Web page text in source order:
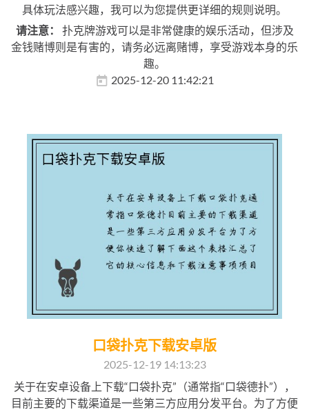
具体玩法感兴趣，我可以为您提供更详细的规则说明。
请注意：
扑克牌游戏可以是非常健康的娱乐活动，但涉及
金钱赌博则是有害的，请务必远离赌博，享受游戏本身的乐
趣。
2025-12-20 11:42:21
口袋扑克下载安卓版
2025-12-19 14:13:23
关于在安卓设备上下载“口袋扑克”（通常指“口袋德扑”），
目前主要的下载渠道是一些第三方应用分发平台。为了方便